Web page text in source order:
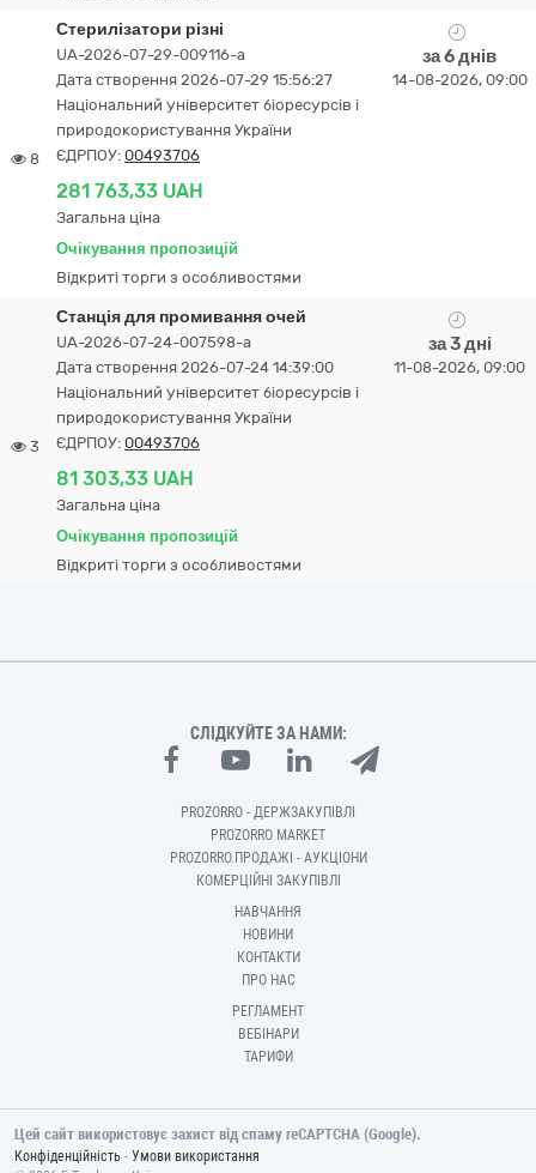
8
Стерилізатори різні
UA-2026-07-29-009116-a
Дата створення 2026-07-29 15:56:27
Національний університет біоресурсів і
природокористування України
ЄДРПОУ: 00493706
281 763,33 UAH
Загальна ціна
Очікування пропозицій
Відкриті торги з особливостями
за 6 днів
14-08-2026, 09:00
3
Станція для промивання очей
UA-2026-07-24-007598-a
Дата створення 2026-07-24 14:39:00
Національний університет біоресурсів і
природокористування України
ЄДРПОУ: 00493706
81 303,33 UAH
Загальна ціна
Очікування пропозицій
Відкриті торги з особливостями
за 3 дні
11-08-2026, 09:00
СЛІДКУЙТЕ ЗА НАМИ:
PROZORRO - ДЕРЖЗАКУПІВЛІ
PROZORRO MARKET
PROZORRO.ПРОДАЖІ - АУКЦІОНИ
КОМЕРЦІЙНІ ЗАКУПІВЛІ
НАВЧАННЯ
НОВИНИ
КОНТАКТИ
ПРО НАС
РЕГЛАМЕНТ
ВЕБІНАРИ
ТАРИФИ
Цей сайт використовує захист від спаму reCAPTCHA (Google).
Конфіденційність - Умови використання